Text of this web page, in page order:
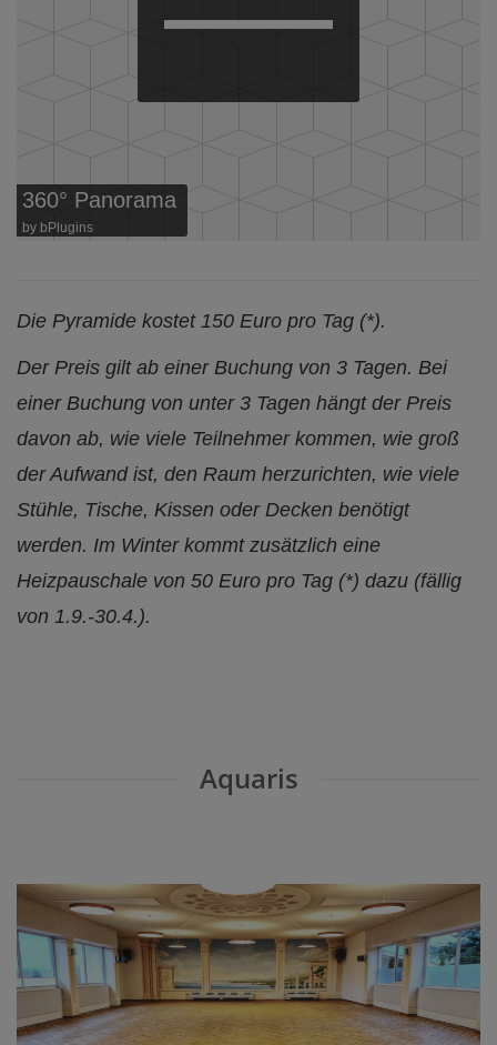
360° Panorama
by bPlugins
Die Pyramide kostet 150 Euro pro Tag (*).
Der Preis gilt ab einer Buchung von 3 Tagen. Bei
einer Buchung von unter 3 Tagen hängt der Preis
davon ab, wie viele Teilnehmer kommen, wie groß
der Aufwand ist, den Raum herzurichten, wie viele
Stühle, Tische, Kissen oder Decken benötigt
werden. Im Winter kommt zusätzlich eine
Heizpauschale von 50 Euro pro Tag (*) dazu (fällig
von 1.9.-30.4.).
Aquaris